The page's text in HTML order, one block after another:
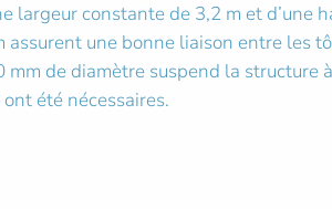
constante de 3,2 m et d’une
une bonne liaison entre les
de diamètre suspend la
été nécessaires.